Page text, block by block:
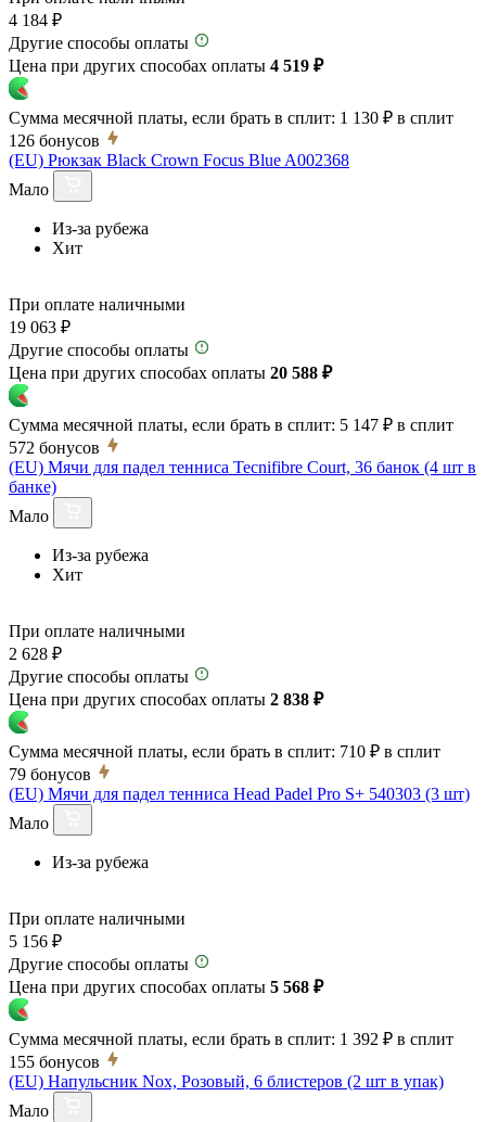
4 184 ₽
Другие способы оплаты
Цена при других способах оплаты 4 519 ₽
Сумма месячной платы, если брать в сплит: 1 130 ₽ в сплит
126 бонусов
(EU) Рюкзак Black Crown Focus Blue A002368
Мало
Из-за рубежа
Хит
При оплате наличными
19 063 ₽
Другие способы оплаты
Цена при других способах оплаты 20 588 ₽
Сумма месячной платы, если брать в сплит: 5 147 ₽ в сплит
572 бонусов
(EU) Мячи для падел тенниса Tecnifibre Court, 36 банок (4 шт в
банке)
Мало
Из-за рубежа
Хит
При оплате наличными
2 628 ₽
Другие способы оплаты
Цена при других способах оплаты 2 838 ₽
Сумма месячной платы, если брать в сплит: 710 ₽ в сплит
79 бонусов
(EU) Мячи для падел тенниса Head Padel Pro S+ 540303 (3 шт)
Мало
Из-за рубежа
При оплате наличными
5 156 ₽
Другие способы оплаты
Цена при других способах оплаты 5 568 ₽
Сумма месячной платы, если брать в сплит: 1 392 ₽ в сплит
155 бонусов
(EU) Напульсник Nox, Розовый, 6 блистеров (2 шт в упак)
Мало